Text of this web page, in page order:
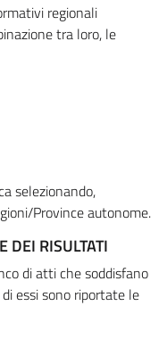
regionali
tra loro, le
selezionando,
Province autonome.
DEI RISULTATI
di atti che soddisfano
essi sono riportate le